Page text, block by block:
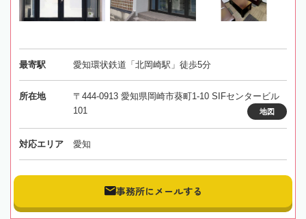
最寄駅 愛知環状鉄道「北岡崎駅」徒歩5分
所在地
〒444-0913 愛知県岡崎市葵町1-10 SIFセンタービル
101
地図
対応エリア 愛知
事務所にメールする